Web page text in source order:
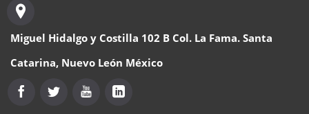
Miguel Hidalgo y Costilla 102 B Col. La Fama. Santa
Catarina, Nuevo León México